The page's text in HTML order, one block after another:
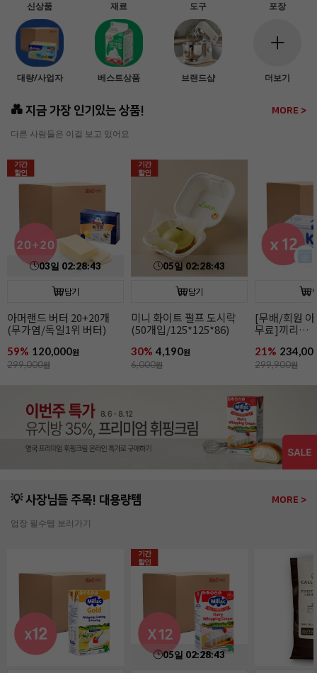
신상품 재료 도구 포장
대량/사업자 베스트상품 브랜드샵 더보기
💑 지금 가장 인기있는 상품! MORE >
다른 사람들은 이걸 보고 있어요
담기
[무배/회원 아이스박스
무료]끼리
크림치즈1kgx12개
21% 234,000원
299,900원
담기
매일 생크림R(500ml/
유지방38%)
37% 4,990원
8,000원
홍차가루
15% 5,490원
6,500원
💡 사장님들 주목! 대용량템 MORE >
업장 필수템 보러가기